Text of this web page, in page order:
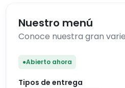
Nuestro menú
Conoce nuestra gran
●Abierto ahora
Tipos de entrega